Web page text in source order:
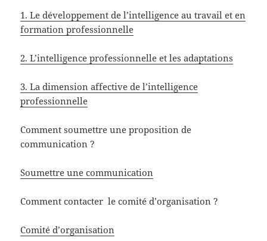
1. Le développement de l’intelligence au travail et en
formation professionnelle
2. L’intelligence professionnelle et les adaptations
3. La dimension affective de l’intelligence
professionnelle
Comment soumettre une proposition de
communication ?
Soumettre une communication
Comment contacter le comité d’organisation ?
Comité d’organisation